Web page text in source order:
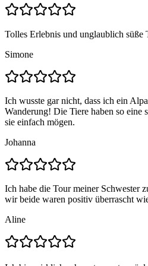
Tolles Erlebnis und unglaublich
Simone
Ich wusste gar nicht, dass ich ein
Wanderung! Die Tiere haben so eine
sie einfach mögen.
Johanna
Ich habe die Tour meiner Schwester
wir beide waren positiv überrascht
Aline